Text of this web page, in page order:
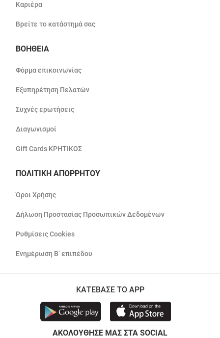
Καριέρα
Βρείτε το κατάστημά σας
ΒΟΗΘΕΙΑ
Φόρμα επικοινωνίας
Εξυπηρέτηση Πελατών
Συχνές ερωτήσεις
Διαγωνισμοί
Gift Cards ΚΡΗΤΙΚΟΣ
ΠΟΛΙΤΙΚΗ ΑΠΟΡΡΗΤΟΥ
Όροι Χρήσης
Δήλωση Προστασίας Προσωπικών Δεδομένων
Ρυθμίσεις Cookies
Ενημέρωση Β’ επιπέδου
ΚΑΤΕΒΑΣΕ ΤΟ APP
ΑΚΟΛΟΥΘΗΣΕ ΜΑΣ ΣΤΑ SOCIAL